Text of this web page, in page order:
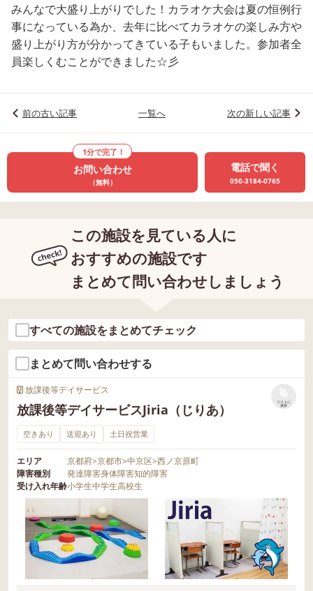
みんなで大盛り上がりでした！カラオケ大会は夏の恒例行
事になっている為か、去年に比べてカラオケの楽しみ方や
盛り上がり方が分かってきている子もいました。参加者全
員楽しくむことができました☆彡
前の古い記事 一覧へ 次の新しい記事
1分で完了！
お問い合わせ
（無料）
電話で聞く
050-3184-0765
この施設を見ている人に
おすすめの施設です
まとめて問い合わせしましょう
すべての施設をまとめてチェック
まとめて問い合わせする
放課後等デイサービス
放課後等デイサービスJiria（じりあ）
リストに
保存
空きあり 送迎あり 土日祝営業
エリア 京都府>京都市>中京区>西ノ京原町
障害種別
発達障害身体障害知的障害
受け入れ年齢小学生中学生高校生